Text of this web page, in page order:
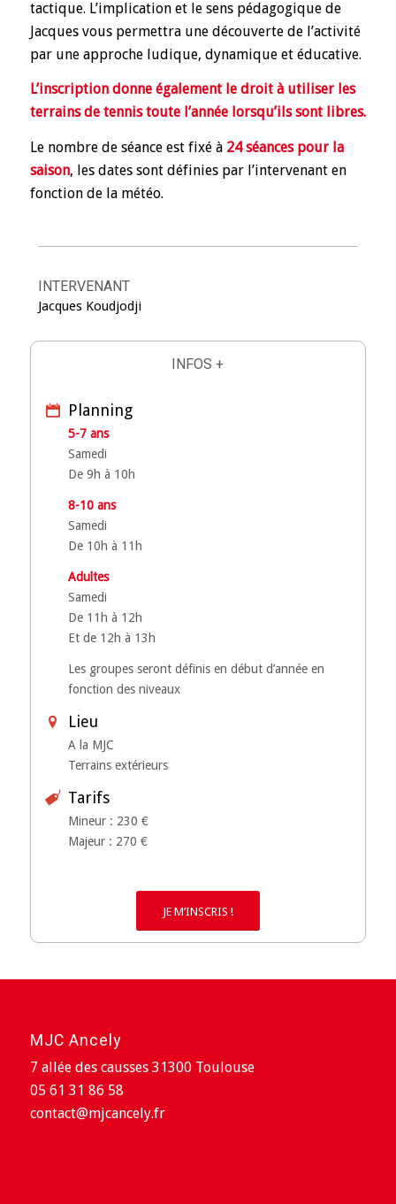
tactique. L’implication et le sens pédagogique de
Jacques vous permettra une découverte de l’activité
par une approche ludique, dynamique et éducative.
L’inscription donne également le droit à utiliser les
terrains de tennis toute l’année lorsqu’ils sont libres.
Le nombre de séance est fixé à 24 séances pour la
saison, les dates sont définies par l’intervenant en
fonction de la météo.
INTERVENANT
Jacques Koudjodji
INFOS +
Planning
5-7 ans
Samedi
De 9h à 10h
8-10 ans
Samedi
De 10h à 11h
Adultes
Samedi
De 11h à 12h
Et de 12h à 13h
Les groupes seront définis en début d’année en
fonction des niveaux
Lieu
A la MJC
Terrains extérieurs
Tarifs
Mineur : 230 €
Majeur : 270 €
JE M’INSCRIS !
MJC Ancely
7 allée des causses 31300 Toulouse
05 61 31 86 58
contact@mjcancely.fr